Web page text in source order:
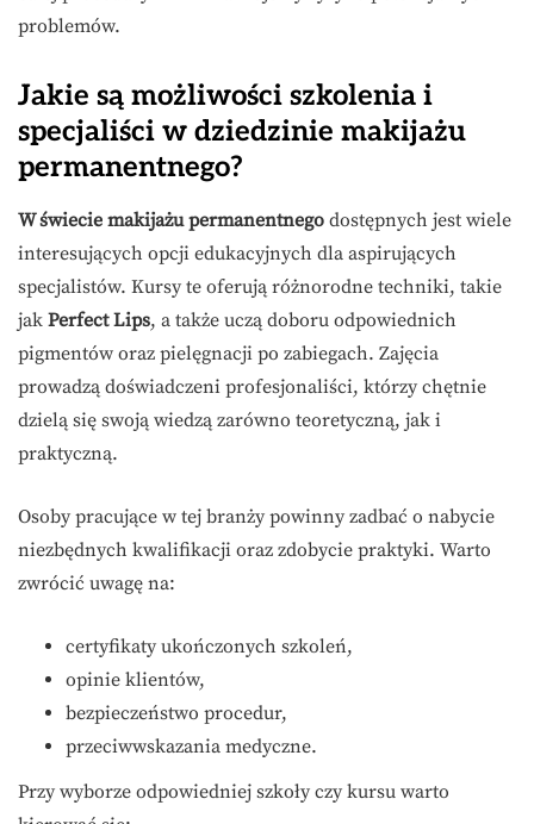
problemów.
Jakie są możliwości szkolenia i
specjaliści w dziedzinie makijażu
permanentnego?
W świecie makijażu permanentnego dostępnych jest wiele
interesujących opcji edukacyjnych dla aspirujących
specjalistów. Kursy te oferują różnorodne techniki, takie
jak Perfect Lips, a także uczą doboru odpowiednich
pigmentów oraz pielęgnacji po zabiegach. Zajęcia
prowadzą doświadczeni profesjonaliści, którzy chętnie
dzielą się swoją wiedzą zarówno teoretyczną, jak i
praktyczną.
Osoby pracujące w tej branży powinny zadbać o nabycie
niezbędnych kwalifikacji oraz zdobycie praktyki. Warto
zwrócić uwagę na:
certyfikaty ukończonych szkoleń,
opinie klientów,
bezpieczeństwo procedur,
przeciwwskazania medyczne.
Przy wyborze odpowiedniej szkoły czy kursu warto